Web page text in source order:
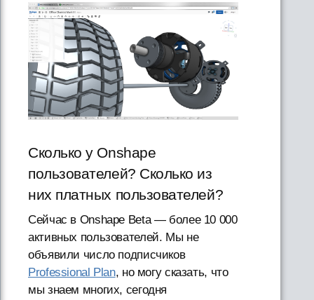
Сколько у Onshape
пользователей? Сколько из
них платных пользователей?
Сейчас в Onshape Beta — более 10 000
активных пользователей. Мы не
объявили число подписчиков
Professional Plan, но могу сказать, что
мы знаем многих, сегодня